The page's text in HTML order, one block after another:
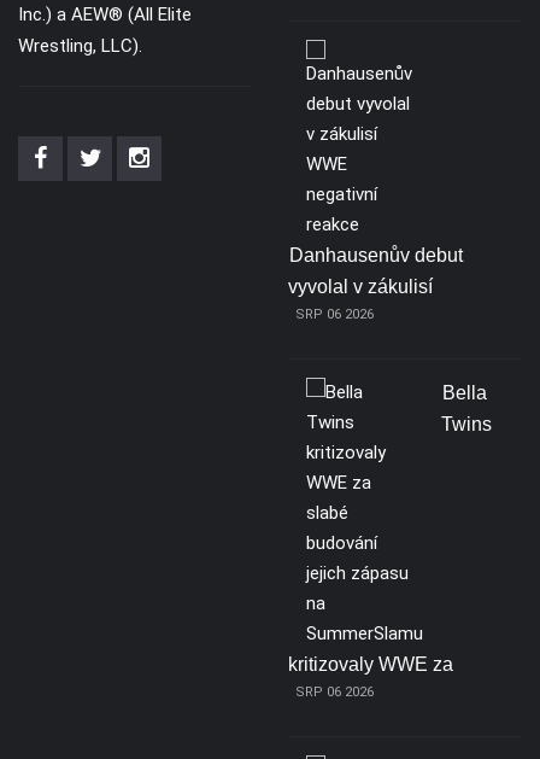
Inc.) a AEW® (All Elite
Wrestling, LLC).
Danhausenův debut
vyvolal v zákulisí
SRP 06 2026
Bella
Twins
kritizovaly WWE za
SRP 06 2026